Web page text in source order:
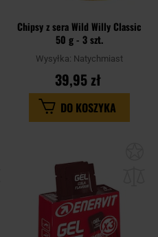
Chipsy z sera Wild Willy Classic
50 g - 3 szt.
Wysyłka: Natychmiast
39,95 zł
DO KOSZYKA